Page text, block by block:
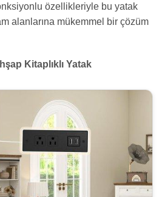
özellikleriyle bu yatak
alanlarına mükemmel bir çözüm
Kitaplıklı Yatak